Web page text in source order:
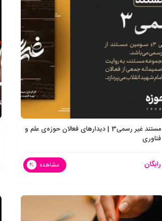
مستند غیر رسمی3 | دیدارهای فعالان حوزه‌ی علم و
فناوری
رایگان مشاهده